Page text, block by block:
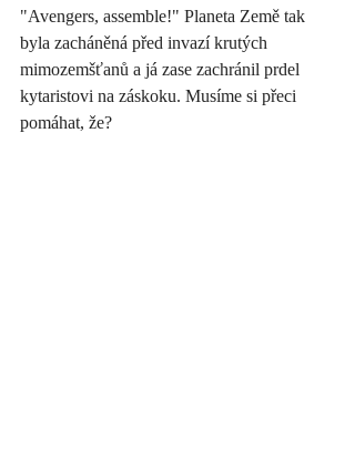
"Avengers, assemble!" Planeta Země tak
byla zacháněná před invazí krutých
mimozemšťanů a já zase zachránil prdel
kytaristovi na záskoku. Musíme si přeci
pomáhat, že?